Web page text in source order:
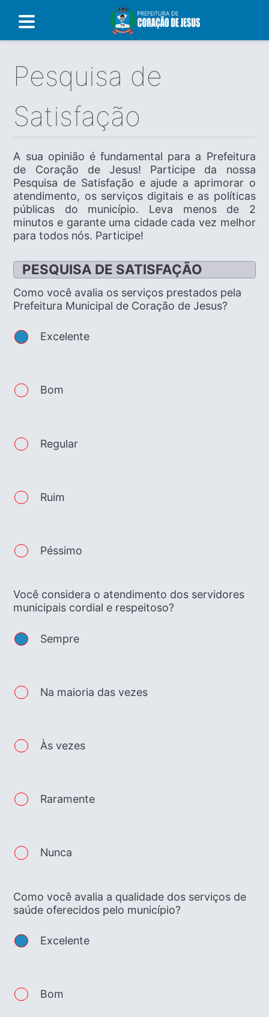
Pesquisa de
Satisfação
A sua opinião é fundamental para a Prefeitura
de Coração de Jesus! Participe da nossa
Pesquisa de Satisfação e ajude a aprimorar o
atendimento, os serviços digitais e as políticas
públicas do município. Leva menos de 2
minutos e garante uma cidade cada vez melhor
para todos nós. Participe!
PESQUISA DE SATISFAÇÃO
Como você avalia os serviços prestados pela
Prefeitura Municipal de Coração de Jesus?
Excelente
Bom
Regular
Ruim
Péssimo
Você considera o atendimento dos servidores
municipais cordial e respeitoso?
Sempre
Na maioria das vezes
Às vezes
Raramente
Nunca
Como você avalia a qualidade dos serviços de
saúde oferecidos pelo município?
Excelente
Bom